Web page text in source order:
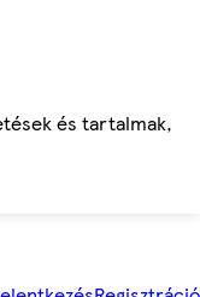
és tartalmak,